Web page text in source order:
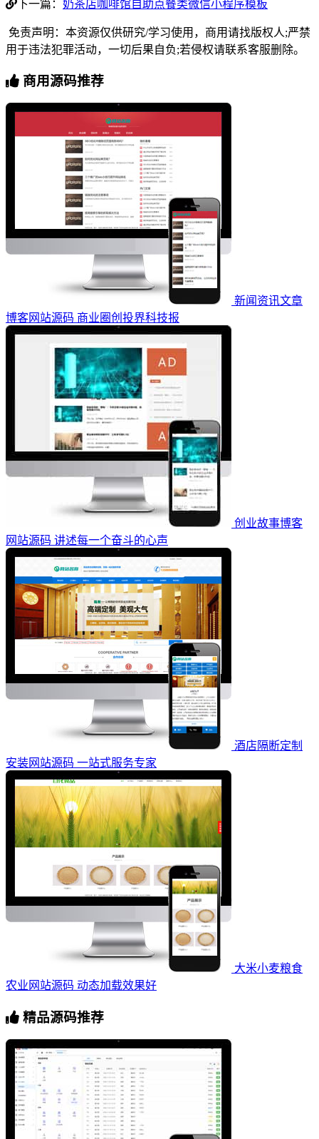
下一篇： 奶茶店咖啡馆自助点餐类微信小程序模板
免责声明：本资源仅供研究/学习使用，商用请找版权人;严禁
用于违法犯罪活动，一切后果自负;若侵权请联系客服删除。
商用源码推荐
新闻资讯文章
博客网站源码 商业圈创投界科技报
创业故事博客
网站源码 讲述每一个奋斗的心声
酒店隔断定制
安装网站源码 一站式服务专家
大米小麦粮食
农业网站源码 动态加载效果好
精品源码推荐